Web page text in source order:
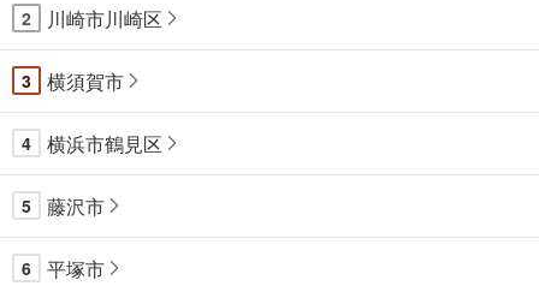
2 川崎市川崎区
3 横須賀市
4 横浜市鶴見区
5 藤沢市
6 平塚市